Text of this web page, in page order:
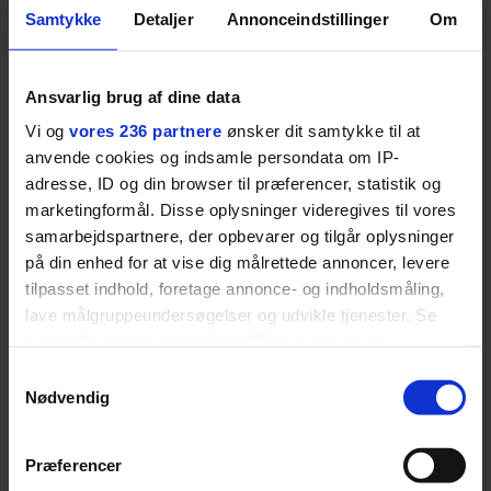
Samtykke Detaljer Annonceindstillinger Om
Ansvarlig brug af dine data
Vi og vores 236 partnere ønsker dit samtykke til at
anvende cookies og indsamle persondata om IP-
adresse, ID og din browser til præferencer, statistik og
marketingformål. Disse oplysninger videregives til vores
samarbejdspartnere, der opbevarer og tilgår oplysninger
på din enhed for at vise dig målrettede annoncer, levere
tilpasset indhold, foretage annonce- og indholdsmåling,
lave målgruppeundersøgelser og udvikle tjenester. Se
tilbage eller ændre indstillinger fra vores
"Cookiedeklaration", eller ved at trykke på "Privacy
Nødvendig
Præferencer
forelsker sig i pigen, farer vild i
nattens fristelser og alligevel
finder den lykkelige udgang. Nu,
rosenrøde forelskelse trådt i
baggrunden; den naive dreng er
blevet voksen. Her indtager
Danmarks største popstjerne selv
fortællerens plads i et portræt om
arv, angst, familieliv, frygten for
at miste stemmen og den
livsglæde, han nægter at give slip
Mont
har han
BOSS’ nye tennis-kollektion er relevant langt ud over